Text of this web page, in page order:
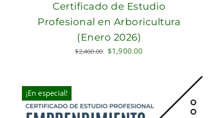
Certificado de Estudio
Profesional en Arboricultura
(Enero 2026)
$2,400.00 Original
$1,900.00
¡En especial!